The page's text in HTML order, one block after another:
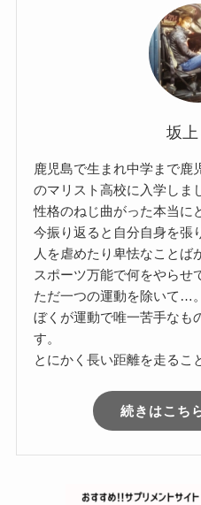
坂
鹿児島で生まれ中学まで鹿
のマリスト高校に入学しま
性格のねじ曲がった本当に
今振り返ると自分自身を張
人を虐めたり卑怯なことば
スポーツ万能で何をやらせ
ただ一つの運動を除いて…。
ぼくが運動で唯一苦手なも
す。
とにかく長い距離を走るこ
続きはこち